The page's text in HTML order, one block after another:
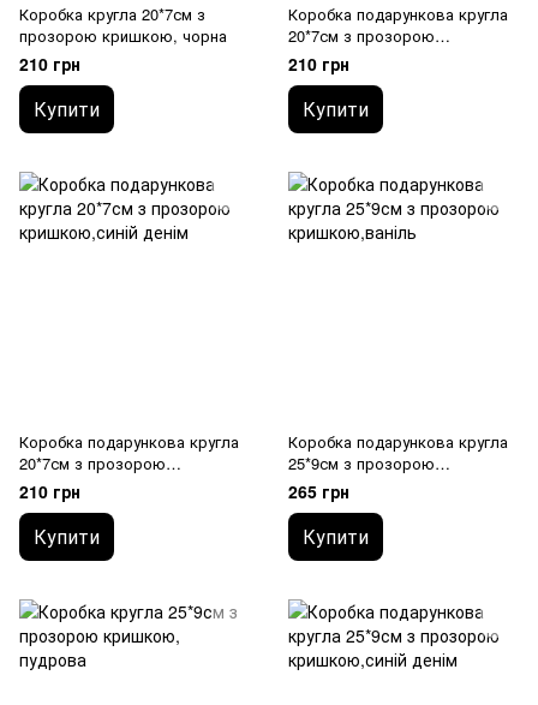
Коробка кругла 20*7см з
прозорою кришкою, чорна
210 грн
Купити
Коробка подарункова кругла
20*7см з прозорою
кришкою,оливкова
210 грн
Купити
Коробка подарункова кругла
20*7см з прозорою
кришкою,синій денім
210 грн
Купити
Коробка подарункова кругла
25*9см з прозорою
кришкою,ваніль
265 грн
Купити